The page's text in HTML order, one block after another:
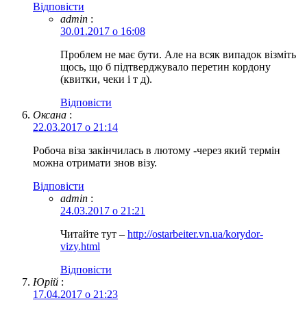
Відповіcти
admin :
30.01.2017 о 16:08
Проблем не має бути. Але на всяк випадок візміть
щось, що б підтверджувало перетин кордону
(квитки, чеки і т д).
Відповіcти
Оксана :
22.03.2017 о 21:14
Робоча віза закінчилась в лютому -через який термін
можна отримати знов візу.
Відповіcти
admin :
24.03.2017 о 21:21
Читайте тут – http://ostarbeiter.vn.ua/korydor-
vizy.html
Відповіcти
Юрій :
17.04.2017 о 21:23